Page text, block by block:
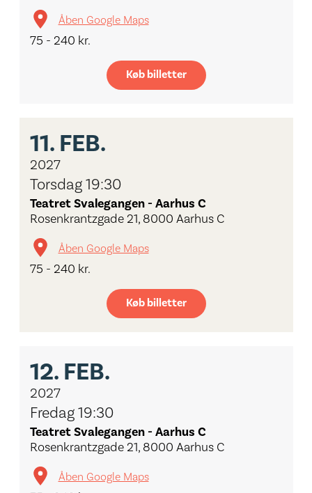
Åben Google Maps
75 - 240 kr.
Køb billetter
11. FEB.
2027
Torsdag 19:30
Teatret Svalegangen - Aarhus C
Rosenkrantzgade 21, 8000 Aarhus C
Åben Google Maps
75 - 240 kr.
Køb billetter
12. FEB.
2027
Fredag 19:30
Teatret Svalegangen - Aarhus C
Rosenkrantzgade 21, 8000 Aarhus C
Åben Google Maps